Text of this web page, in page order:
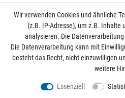
Wir verwenden Cookies und ähnliche
(z.B. IP-Adresse), um z.B. Inhalte
analysieren. Die
Die Datenverarbeitung kann mit
besteht das Recht, nicht einzuwilligen
weitere
Essenziell * Mit Ihrer